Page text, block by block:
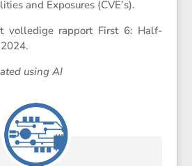
and Exposures (CVE’s).
volle­dige rapport First 6: Half-
using AI